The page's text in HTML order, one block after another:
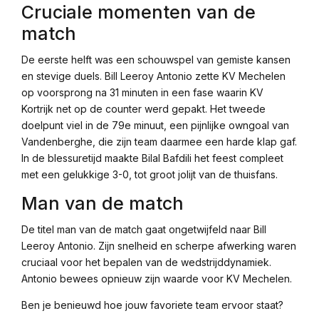
Cruciale momenten van de
match
De eerste helft was een schouwspel van gemiste kansen
en stevige duels. Bill Leeroy Antonio zette KV Mechelen
op voorsprong na 31 minuten in een fase waarin KV
Kortrijk net op de counter werd gepakt. Het tweede
doelpunt viel in de 79e minuut, een pijnlijke owngoal van
Vandenberghe, die zijn team daarmee een harde klap gaf.
In de blessuretijd maakte Bilal Bafdili het feest compleet
met een gelukkige 3-0, tot groot jolijt van de thuisfans.
Man van de match
De titel man van de match gaat ongetwijfeld naar Bill
Leeroy Antonio. Zijn snelheid en scherpe afwerking waren
cruciaal voor het bepalen van de wedstrijddynamiek.
Antonio bewees opnieuw zijn waarde voor KV Mechelen.
Ben je benieuwd hoe jouw favoriete team ervoor staat?